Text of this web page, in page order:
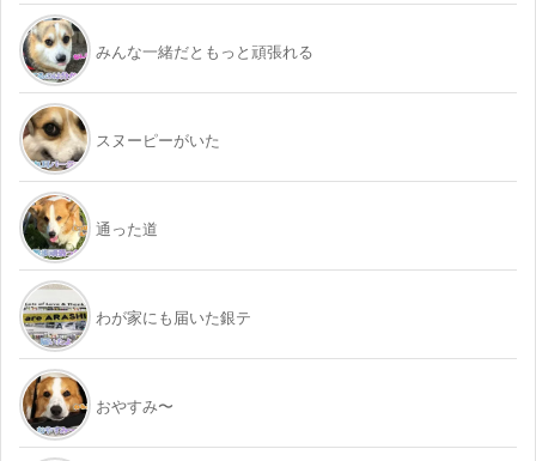
みんな一緒だともっと頑張れる
スヌーピーがいた
通った道
わが家にも届いた銀テ
おやすみ〜